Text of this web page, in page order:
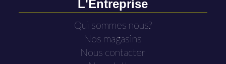
L'Entreprise
Qui sommes nous?
Nos magasins
Nous contacter